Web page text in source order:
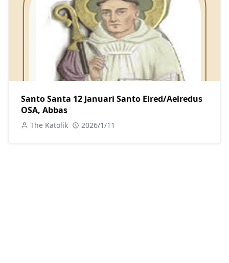
Santo Santa 12 Januari Santo Elred/Aelredus
OSA, Abbas
The Katolik 2026/1/11